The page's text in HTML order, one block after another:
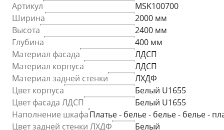
Артикул
MSK100700
Ширина
2000 мм
Высота
2400 мм
Глубина
400 мм
Материал фасада
ЛДСП
Материал корпуса
ЛДСП
Материал задней стенки
ЛХДФ
Цвет корпуса
Белый U1655
Цвет фасада ЛДСП
Белый U1655
Наполнение шкафаПлатье - белье - белье - белье -
Цвет задней стенки ЛХДФ
Белый